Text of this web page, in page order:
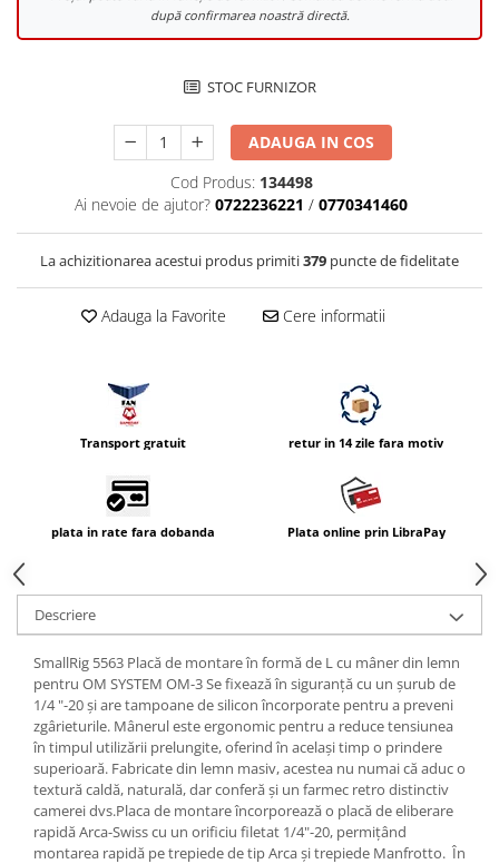
după confirmarea noastră directă.
STOC FURNIZOR
ADAUGA IN COS
Cod Produs: 134498
Ai nevoie de ajutor? 0722236221 / 0770341460
La achizitionarea acestui produs primiti379 puncte de fidelitate
Adauga la Favorite Cere informatii
Transport gratuit retur in 14 zile fara motiv
plata in rate fara dobanda Plata online prin LibraPay
Descriere
SmallRig 5563 Placă de montare în formă de L cu mâner din lemn
pentru OM SYSTEM OM-3 Se fixează în siguranță cu un șurub de
1/4 "-20 și are tampoane de silicon încorporate pentru a preveni
zgârieturile. Mânerul este ergonomic pentru a reduce tensiunea
în timpul utilizării prelungite, oferind în același timp o prindere
superioară. Fabricate din lemn masiv, acestea nu numai că aduc o
textură caldă, naturală, dar conferă și un farmec retro distinctiv
camerei dvs.Placa de montare încorporează o placă de eliberare
rapidă Arca-Swiss cu un orificiu filetat 1/4"-20, permițând
montarea rapidă pe trepiede de tip Arca și trepiede Manfrotto. În